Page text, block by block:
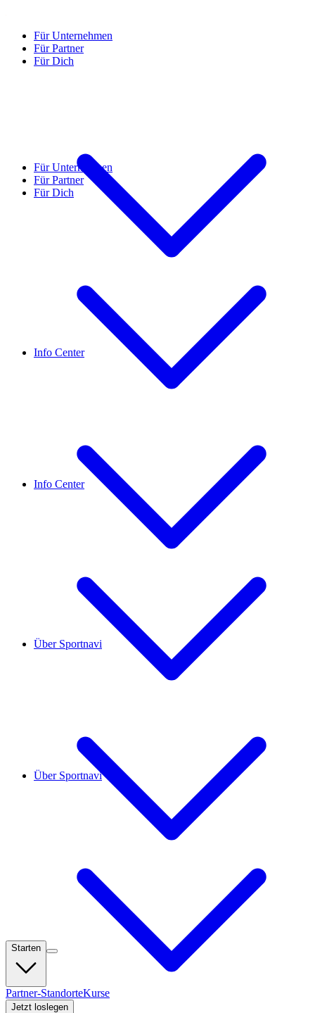
Für Unternehmen
Für Partner
Für Dich
Info Center
Über Sportnavi
Starten
Partner-StandorteKurse
Jetzt loslegen
Für Unternehmen
Für Partner
Für Dich
Info Center
Über Sportnavi